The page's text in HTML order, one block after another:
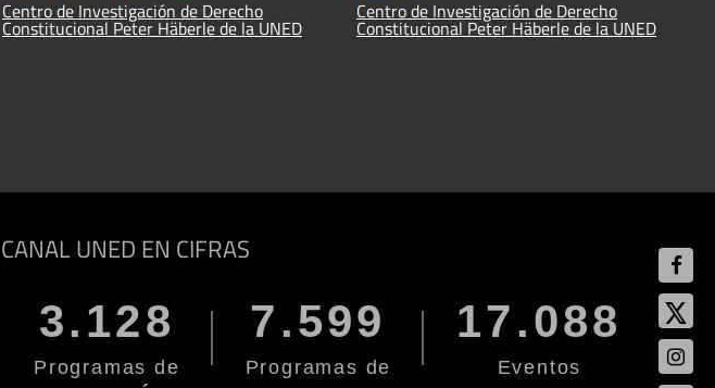
Centro de Investigación de Derecho
Constitucional Peter Häberle de la UNED
Centro de Investigación de Derecho
Constitucional Peter Häberle de la UNED
CANAL UNED EN CIFRAS
3.128
Programas de
7.599
Programas de
17.088
Eventos